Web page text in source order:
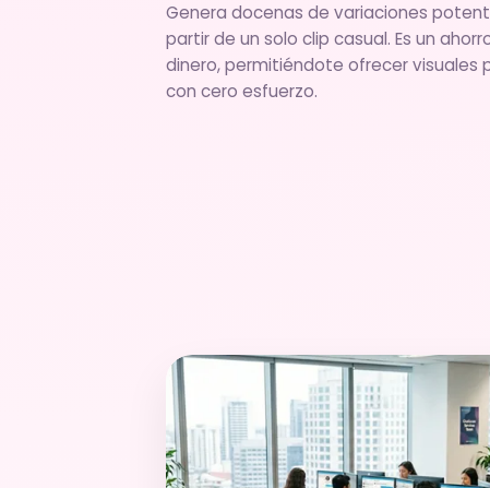
Genera docenas de variaciones
partir de un solo clip casual. Es un
dinero, permitiéndote ofrecer visuales
con cero esfuerzo.